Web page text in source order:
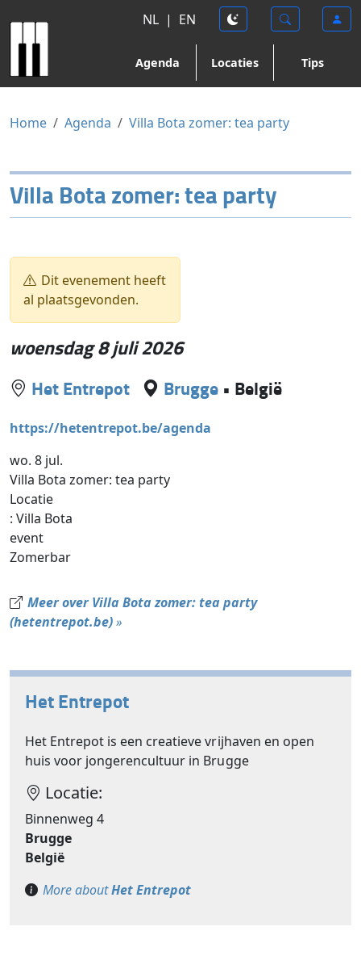
NL | EN
Agenda Locaties Tips
Home Agenda Villa Bota zomer: tea party
Villa Bota zomer: tea party
Dit evenement heeft
al plaatsgevonden.
woensdag 8 juli 2026
Het Entrepot Brugge • België
https://hetentrepot.be/agenda
wo. 8 jul.
Villa Bota zomer: tea party
Locatie
: Villa Bota
event
Zomerbar
Meer over Villa Bota zomer: tea party
(hetentrepot.be)»
Het Entrepot
Het Entrepot is een creatieve vrijhaven en open
huis voor jongerencultuur in Brugge
Locatie:
Binnenweg 4
Brugge
België
More aboutHet Entrepot